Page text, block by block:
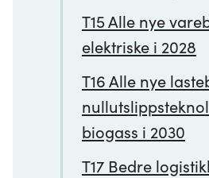
T15 Alle nye
elektriske i 2028
T16 Alle nye
biogass i 2030
T17 Bedre